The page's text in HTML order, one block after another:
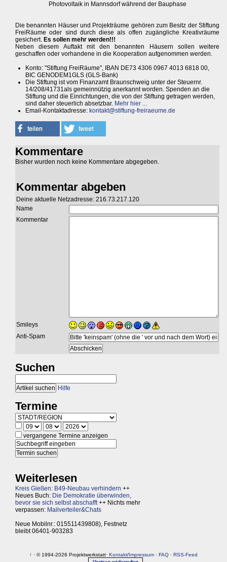
Photovoltaik in Mannsdorf während der Bauphase
Die benannten Häuser und Projekträume gehören zum Besitz der Stiftung
FreiRäume oder sind durch diese als offen zugängliche Kreativräume
gesichert. Es sollen mehr werden!!!
Neben diesem Auftakt mit den benannten Häusern sollen weitere
geschaffen oder vorhandene in die Kooperation aufgenommen werden.
Konto: "Stiftung FreiRäume", IBAN DE73 4306 0967 4013 6818 00,
BIC GENODEM1GLS (GLS-Bank)
Die Stiftung ist vom Finanzamt Braunschweig unter der Steuernr.
14/208/41731als gemeinnützig anerkannt worden. Spenden an die
Stiftung und die Einrichtungen, die von der Stiftung getragen werden,
sind daher steuerlich absetzbar. Mehr hier ...
Email-Kontaktadresse: kontakt@stiftung-freiraeume.de
Kommentare
Bisher wurden noch keine Kommentare abgegeben.
Kommentar abgeben
Deine aktuelle Netzadresse: 216.73.217.120
Name
Kommentar
Smileys
Anti-Spam
Suchen
Hilfe
Termine
vergangene Termine anzeigen
Weiterlesen
Kreis Gießen: B49-Neubau verhindern ++
Neues Buch: Die Demokratie überwinden,
bevor sie sich selbst abschafft++ Nichts mehr
verpassen: Mailverteiler&Chats
Neue Mobilnr.: 015511439808), Festnetz
bleibt 06401-903283
↑ · © 1994-2026 Projektwerkstatt· Kontakt/Impressum · FAQ · RSS-Feed